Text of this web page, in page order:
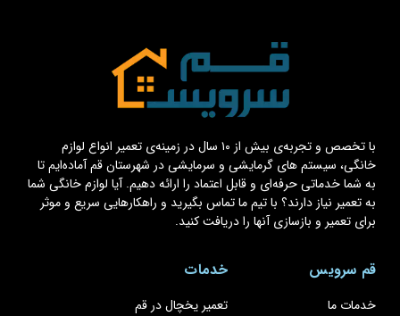
با تخصص و تجربه‌ی بیش از ۱۰ سال در زمینه‌ی تعمیر انواع لوازم
خانگی، سیستم های گرمایشی و سرمایشی در شهرستان قم آماده‌ایم تا
به شما خدماتی حرفه‌ای و قابل اعتماد را ارائه دهیم. آیا لوازم خانگی شما
به تعمیر نیاز دارند؟ با تیم ما تماس بگیرید و راهکارهایی سریع و موثر
برای تعمیر و بازسازی آنها را دریافت کنید.
قم سرویس
خدمات ما
خدمات
تعمیر یخچال در قم